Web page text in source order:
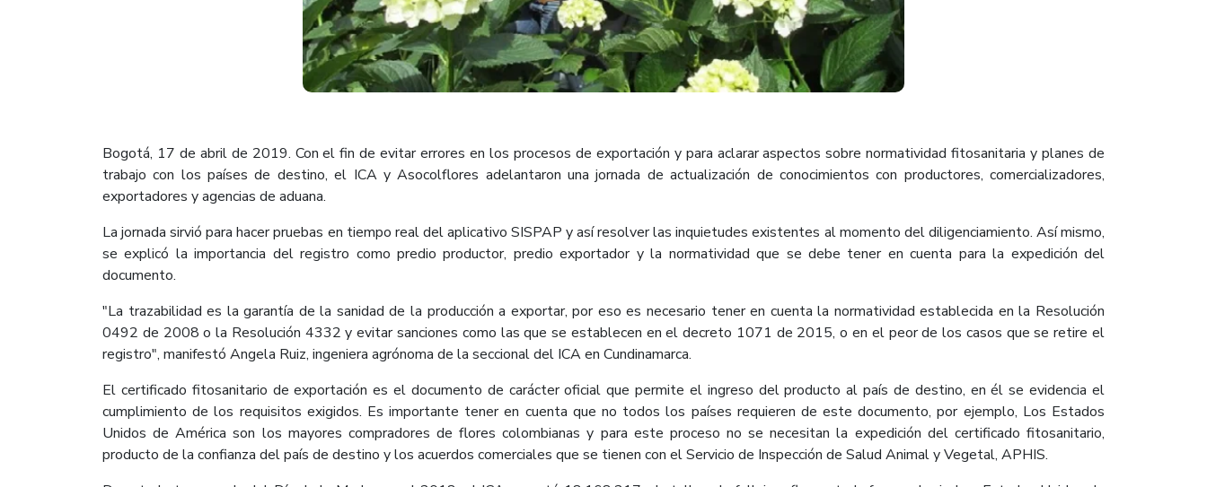
Bogotá, 17 de abril de 2019. Con el fin de evitar errores en los procesos de exportación y para aclarar aspectos sobre normatividad fitosanitaria y planes de
trabajo con los países de destino, el ICA y Asocolflores adelantaron una jornada de actualización de conocimientos con productores, comercializadores,
exportadores y agencias de aduana.
La jornada sirvió para hacer pruebas en tiempo real del aplicativo SISPAP y así resolver las inquietudes existentes al momento del diligenciamiento. Así mismo,
se explicó la importancia del registro como predio productor, predio exportador y la normatividad que se debe tener en cuenta para la expedición del
documento.
"La trazabilidad es la garantía de la sanidad de la producción a exportar, por eso es necesario tener en cuenta la normatividad establecida en la Resolución
0492 de 2008 o la Resolución 4332 y evitar sanciones como las que se establecen en el decreto 1071 de 2015, o en el peor de los casos que se retire el
registro", manifestó Angela Ruiz, ingeniera agrónoma de la seccional del ICA en Cundinamarca.
El certificado fitosanitario de exportación es el documento de carácter oficial que permite el ingreso del producto al país de destino, en él se evidencia el
cumplimiento de los requisitos exigidos. Es importante tener en cuenta que no todos los países requieren de este documento, por ejemplo, Los Estados
Unidos de América son los mayores compradores de flores colombianas y para este proceso no se necesitan la expedición del certificado fitosanitario,
producto de la confianza del país de destino y los acuerdos comerciales que se tienen con el Servicio de Inspección de Salud Animal y Vegetal, APHIS.